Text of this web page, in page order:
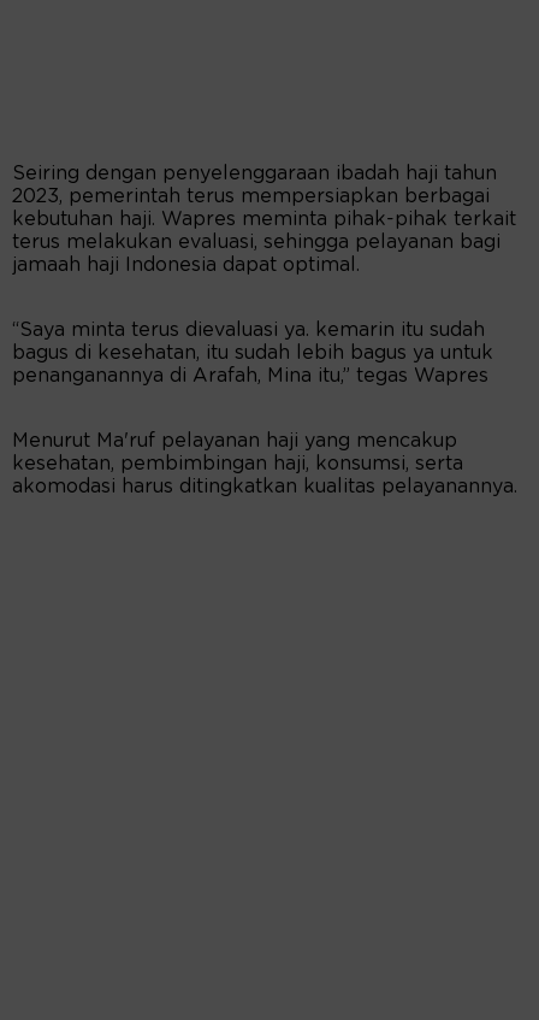
Seiring dengan penyelenggaraan ibadah haji tahun
2023, pemerintah terus mempersiapkan berbagai
kebutuhan haji. Wapres meminta pihak-pihak terkait
terus melakukan evaluasi, sehingga pelayanan bagi
jamaah haji Indonesia dapat optimal.
“Saya minta terus dievaluasi ya. kemarin itu sudah
bagus di kesehatan, itu sudah lebih bagus ya untuk
penanganannya di Arafah, Mina itu,” tegas Wapres
Menurut Ma'ruf pelayanan haji yang mencakup
kesehatan, pembimbingan haji, konsumsi, serta
akomodasi harus ditingkatkan kualitas pelayanannya.